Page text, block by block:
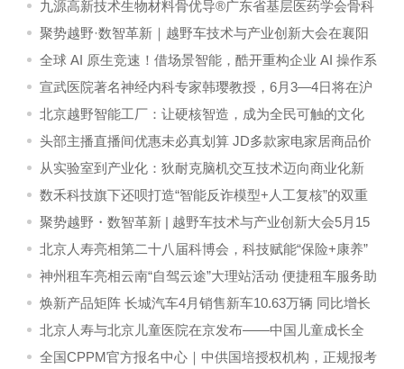
九源高新技术生物材料骨优导®广东省基层医药学会骨科
修复重建专委会“强筋健骨行”—阳春站学术研讨会圆满落
幕
聚势越野·数智革新｜越野车技术与产业创新大会在襄阳
圆满落幕
全球 AI 原生竞速！借场景智能，酷开重构企业 AI 操作系
统
宣武医院著名神经内科专家韩璎教授，6月3—4日将在沪
出诊！
北京越野智能工厂：让硬核智造，成为全民可触的文化
地标
头部主播直播间优惠未必真划算 JD多款家电家居商品价
格更低
从实验室到产业化：狄耐克脑机交互技术迈向商业化新
阶段
数禾科技旗下还呗打造“智能反诈模型+人工复核”的双重
防护体系
聚势越野・数智革新 | 越野车技术与产业创新大会5月15
日襄阳启幕
北京人寿亮相第二十八届科博会，科技赋能“保险+康养”
高质量发展
神州租车亮相云南“自驾云途”大理站活动 便捷租车服务助
力游客畅游大理
焕新产品矩阵 长城汽车4月销售新车10.63万辆 同比增长
6.25%
北京人寿与北京儿童医院在京发布——中国儿童成长全
周期健康保障方案
全国CPPM官方报名中心｜中供国培授权机构，正规报考